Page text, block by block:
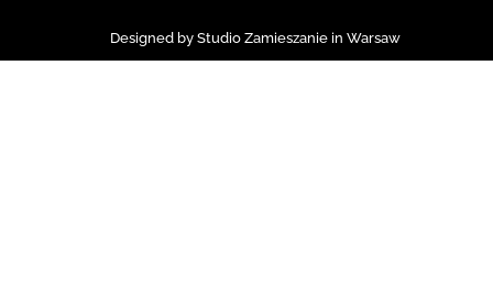
Designed by Studio Zamieszanie in Warsaw